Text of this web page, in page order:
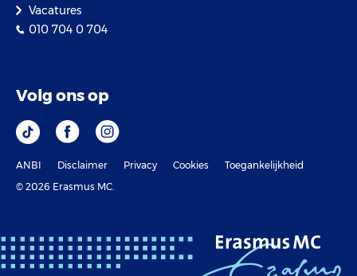
Vacatures
010 704 0 704
Volg ons op
ANBI Disclaimer Privacy Cookies
Toegankelijkheid
© 2026 Erasmus MC.